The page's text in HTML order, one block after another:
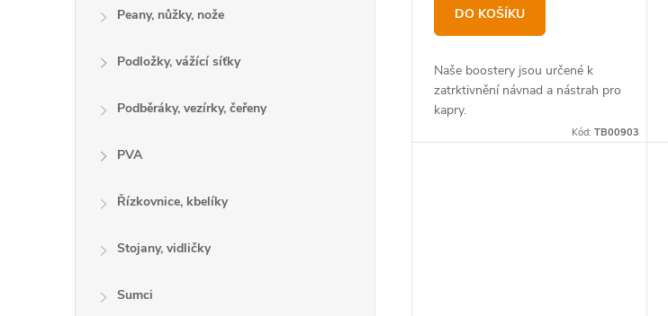
Peany, nůžky, nože
Podložky, vážící síťky
Podběráky, vezírky, čeřeny
PVA
Řízkovnice, kbelíky
Stojany, vidličky
Sumci
DO KOŠÍKU
Naše boostery jsou určené k
zatrktivnění návnad a nástrah pro
kapry.
Kód: TB00903